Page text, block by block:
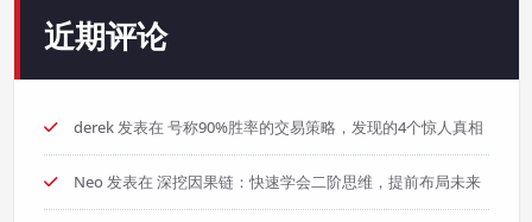
近期评论
derek发表在 号称90%胜率的交易策略，发现的4个惊人真相
Neo发表在 深挖因果链：快速学会二阶思维，提前布局未来